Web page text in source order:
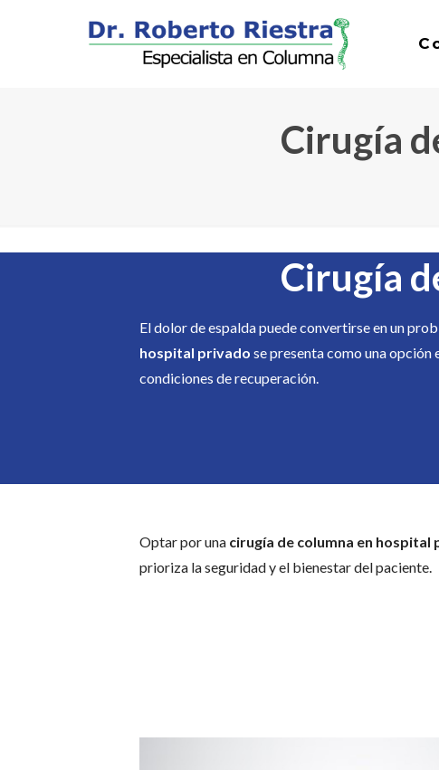
Cirugía
Cirugía
El dolor de espalda puede convertirse en un
hospital privado se presenta como una
condiciones de recuperación.
Optar por una cirugía de columna en hospital
prioriza la seguridad y el bienestar del paciente.